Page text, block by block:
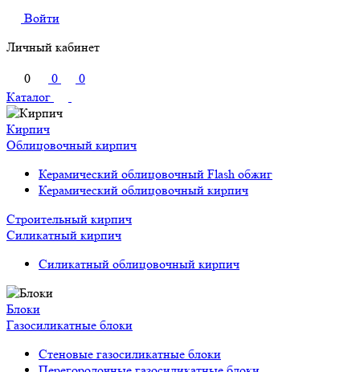
Войти
Личный кабинет
0 0
0
Каталог
Кирпич
Облицовочный кирпич
Керамический облицовочный Flash обжиг
Керамический облицовочный кирпич
Строительный кирпич
Силикатный кирпич
Силикатный облицовочный кирпич
Блоки
Газосиликатные блоки
Стеновые газосиликатные блоки